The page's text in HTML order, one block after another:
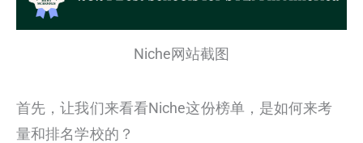
Niche网站截图
首先，让我们来看看Niche这份榜单，是如何来考
量和排名学校的？